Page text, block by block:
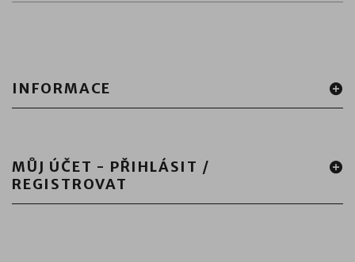
INFORMACE
MŮJ ÚČET - PŘIHLÁSIT /
REGISTROVAT